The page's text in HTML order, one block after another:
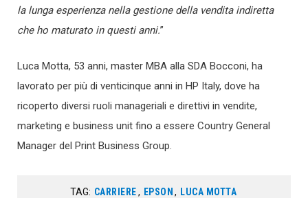
la lunga esperienza nella gestione della vendita indiretta
che ho maturato in questi anni.”
Luca Motta, 53 anni, master MBA alla SDA Bocconi, ha
lavorato per più di venticinque anni in HP Italy, dove ha
ricoperto diversi ruoli manageriali e direttivi in vendite,
marketing e business unit fino a essere Country General
Manager del Print Business Group.
TAG: CARRIERE, EPSON , LUCA MOTTA